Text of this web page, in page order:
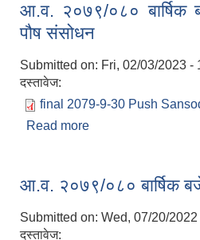
आ.व. २०७९/०८० बार्षिक
पौष संसोधन
Submitted on: Fri, 02/03/2023 -
दस्तावेज:
final 2079-9-30 Push
Read more
आ.व. २०७९/०८० बार्षिक
Submitted on: Wed, 07/20/
दस्तावेज: